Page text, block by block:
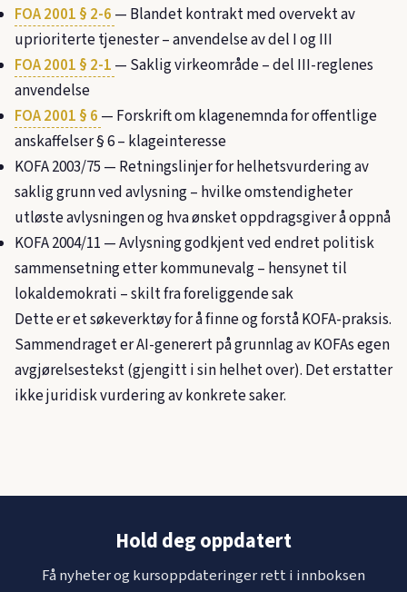
FOA 2001 § 2-6 — Blandet kontrakt med overvekt av
uprioriterte tjenester – anvendelse av del I og III
FOA 2001 § 2-1 — Saklig virkeområde – del III-reglenes
anvendelse
FOA 2001 § 6 — Forskrift om klagenemnda for offentlige
anskaffelser § 6 – klageinteresse
KOFA 2003/75 — Retningslinjer for helhetsvurdering av
saklig grunn ved avlysning – hvilke omstendigheter
utløste avlysningen og hva ønsket oppdragsgiver å oppnå
KOFA 2004/11 — Avlysning godkjent ved endret politisk
sammensetning etter kommunevalg – hensynet til
lokaldemokrati – skilt fra foreliggende sak
Dette er et søkeverktøy for å finne og forstå KOFA-praksis.
Sammendraget er AI-generert på grunnlag av KOFAs egen
avgjørelsestekst (gjengitt i sin helhet over). Det erstatter
ikke juridisk vurdering av konkrete saker.
Hold deg oppdatert
Få nyheter og kursoppdateringer rett i innboksen